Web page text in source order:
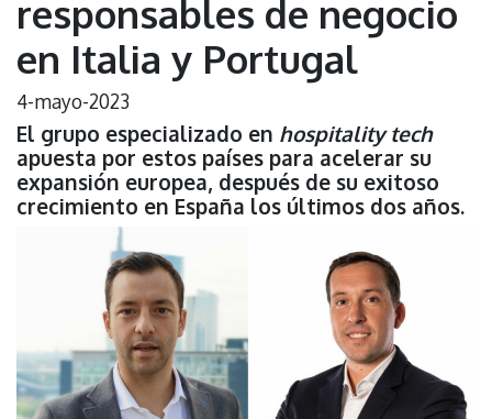
responsables de negocio
en Italia y Portugal
4-mayo-2023
El grupo especializado en hospitality tech
apuesta por estos países para acelerar su
expansión europea, después de su exitoso
crecimiento en España los últimos dos años.